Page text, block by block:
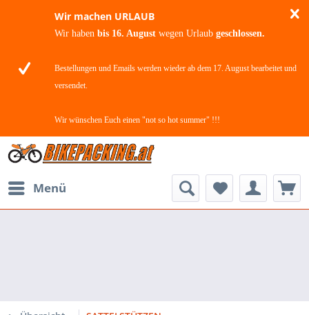
Wir machen URLAUB
Wir haben bis 16. August wegen Urlaub geschlossen.
Bestellungen und Emails werden wieder ab dem 17. August bearbeitet und
versendet.
Wir wünschen Euch einen "not so hot summer" !!!
Menü